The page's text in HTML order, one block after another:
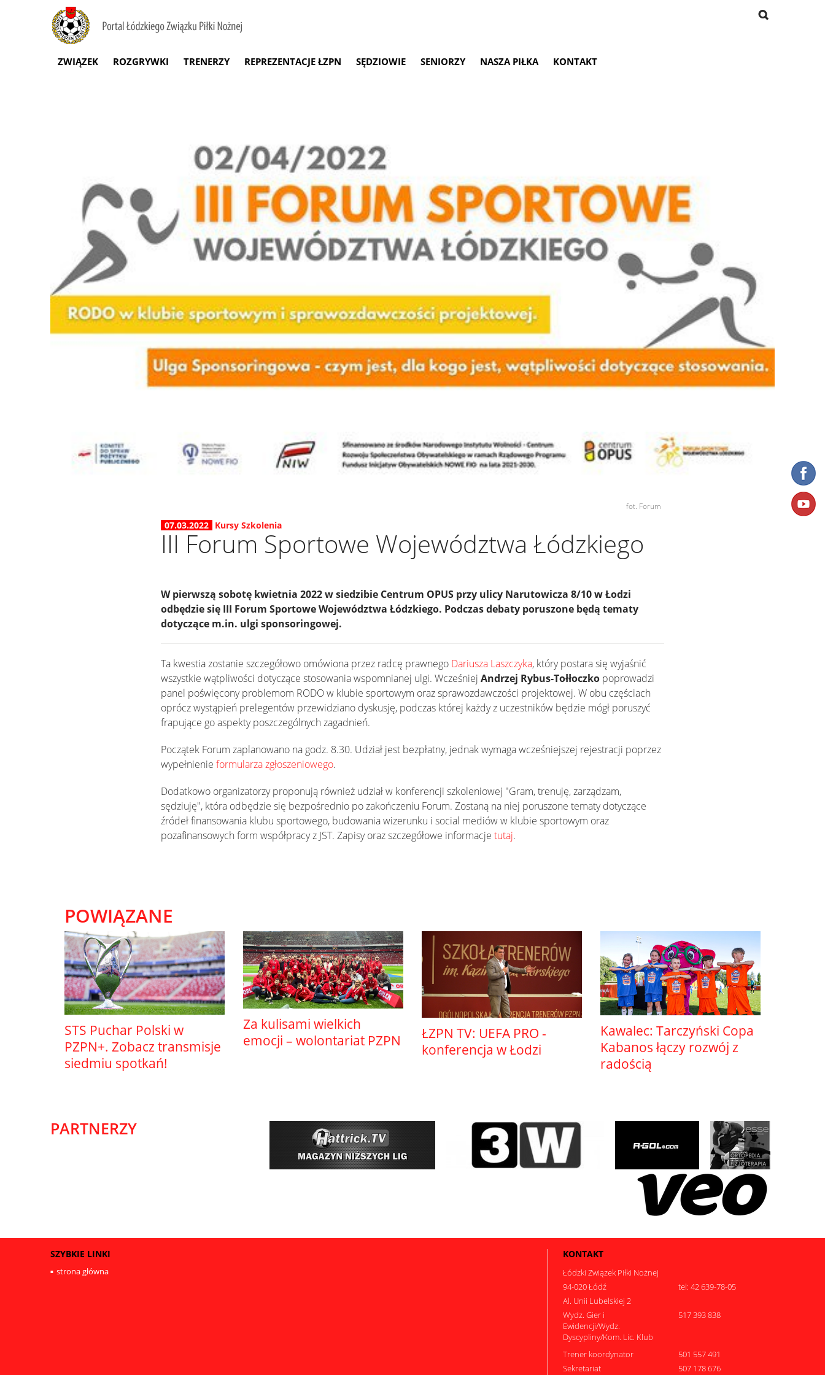
ZWIĄZEK ROZGRYWKI TRENERZY REPREZENTACJE ŁZPN SĘDZIOWIE SENIORZY NASZA PIŁKA KONTAKT
fot. Forum
07.03.2022 Kursy Szkolenia
III Forum Sportowe Województwa Łódzkiego
W pierwszą sobotę kwietnia 2022 w siedzibie Centrum OPUS przy ulicy Narutowicza 8/10 w Łodzi
odbędzie się III Forum Sportowe Województwa Łódzkiego. Podczas debaty poruszone będą tematy
dotyczące m.in. ulgi sponsoringowej.
Ta kwestia zostanie szczegółowo omówiona przez radcę prawnego Dariusza Laszczyka, który postara się wyjaśnić
wszystkie wątpliwości dotyczące stosowania wspomnianej ulgi. Wcześniej Andrzej Rybus-Tołłoczko poprowadzi
panel poświęcony problemom RODO w klubie sportowym oraz sprawozdawczości projektowej. W obu częściach
oprócz wystąpień prelegentów przewidziano dyskusję, podczas której każdy z uczestników będzie mógł poruszyć
frapujące go aspekty poszczególnych zagadnień.
Początek Forum zaplanowano na godz. 8.30. Udział jest bezpłatny, jednak wymaga wcześniejszej rejestracji poprzez
wypełnienie formularza zgłoszeniowego.
Dodatkowo organizatorzy proponują również udział w konferencji szkoleniowej "Gram, trenuję, zarządzam,
sędziuję", która odbędzie się bezpośrednio po zakończeniu Forum. Zostaną na niej poruszone tematy dotyczące
źródeł finansowania klubu sportowego, budowania wizerunku i social mediów w klubie sportowym oraz
pozafinansowych form współpracy z JST. Zapisy oraz szczegółowe informacje tutaj.
POWIĄZANE
STS Puchar Polski w
PZPN+. Zobacz transmisje
siedmiu spotkań!
Za kulisami wielkich
emocji – wolontariat PZPN
ŁZPN TV: UEFA PRO -
konferencja w Łodzi
Kawalec: Tarczyński Copa
Kabanos łączy rozwój z
radością
PARTNERZY
SZYBKIE LINKI
strona główna
KONTAKT
Łódzki Związek Piłki Nożnej
94-020 Łódź
tel: 42 639-78-05
Al. Unii Lubelskiej 2
Wydz. Gier i
Ewidencji/Wydz.
Dyscypliny/Kom. Lic. Klub
517 393 838
Trener koordynator
501 557 491
Sekretariat
507 178 676